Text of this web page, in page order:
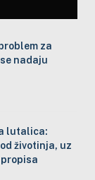
za
nadaju
lutalica:
životinja, uz